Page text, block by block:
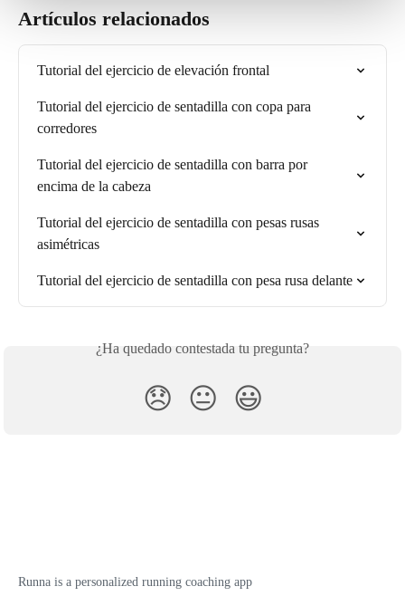
Artículos relacionados
Tutorial del ejercicio de elevación frontal
Tutorial del ejercicio de sentadilla con copa para
corredores
Tutorial del ejercicio de sentadilla con barra por
encima de la cabeza
Tutorial del ejercicio de sentadilla con pesas rusas
asimétricas
Tutorial del ejercicio de sentadilla con pesa rusa delante
¿Ha quedado contestada tu pregunta?
😞 😐 😃
Runna is a personalized running coaching app